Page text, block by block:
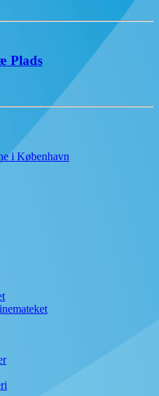
Plads
i København